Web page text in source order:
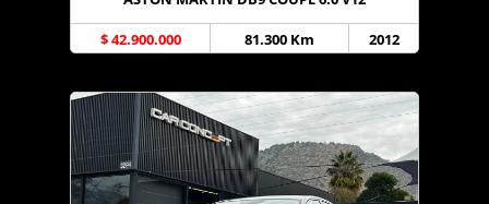
$ 42.900.000 81.300 Km 2012